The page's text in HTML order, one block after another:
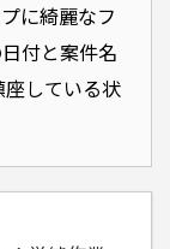
に綺麗なフ
付と案件名
している状